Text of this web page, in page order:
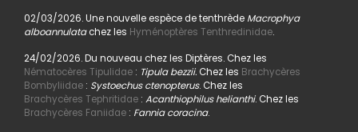
02/03/2026. Une nouvelle espèce de tenthrède Macrophya
alboannulatachez les Hyménoptères Tenthredinidae.
24/02/2026. Du nouveau chez les Diptères. Chez les
Nématocères Tipulidae: Tipula bezzii. Chez les Brachycères
Bombyliidae: Systoechus ctenopterus. Chez les
Brachycères Tephritidae: Acanthiophilus helianthi. Chez les
Brachycères Faniidae: Fannia coracina.